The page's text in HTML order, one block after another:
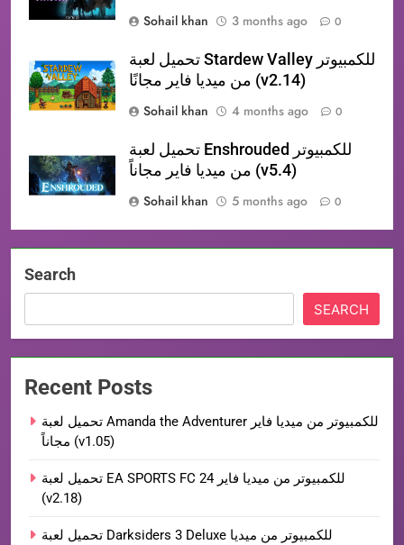
Sohail khan
3 months ago 0
تحميل لعبة Stardew Valley للكمبيوتر
من ميديا فاير مجانًا (v2.14)
Sohail khan
4 months ago 0
تحميل لعبة Enshrouded للكمبيوتر
من ميديا فاير مجاناً (v5.4)
Sohail khan
5 months ago 0
Search
SEARCH
Recent Posts
تحميل لعبة Amanda the Adventurer للكمبيوتر من ميديا فاير
مجاناً (v1.05)
تحميل لعبة EA SPORTS FC 24 للكمبيوتر من ميديا فاير
(v2.18)
تحميل لعبة Darksiders 3 Deluxe للكمبيوتر من ميديا